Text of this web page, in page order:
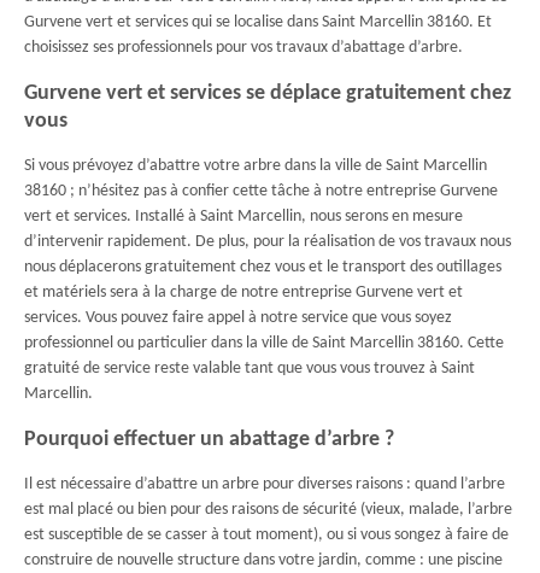
Gurvene vert et services qui se localise dans Saint Marcellin 38160. Et
choisissez ses professionnels pour vos travaux d’abattage d’arbre.
Gurvene vert et services se déplace gratuitement chez
vous
Si vous prévoyez d’abattre votre arbre dans la ville de Saint Marcellin
38160 ; n’hésitez pas à confier cette tâche à notre entreprise Gurvene
vert et services. Installé à Saint Marcellin, nous serons en mesure
d’intervenir rapidement. De plus, pour la réalisation de vos travaux nous
nous déplacerons gratuitement chez vous et le transport des outillages
et matériels sera à la charge de notre entreprise Gurvene vert et
services. Vous pouvez faire appel à notre service que vous soyez
professionnel ou particulier dans la ville de Saint Marcellin 38160. Cette
gratuité de service reste valable tant que vous vous trouvez à Saint
Marcellin.
Pourquoi effectuer un abattage d’arbre ?
Il est nécessaire d’abattre un arbre pour diverses raisons : quand l’arbre
est mal placé ou bien pour des raisons de sécurité (vieux, malade, l’arbre
est susceptible de se casser à tout moment), ou si vous songez à faire de
construire de nouvelle structure dans votre jardin, comme : une piscine